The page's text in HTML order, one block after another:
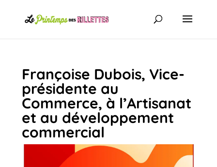
Françoise Dubois, Vice-
présidente au
Commerce, à l’Artisanat
et au développement
commercial